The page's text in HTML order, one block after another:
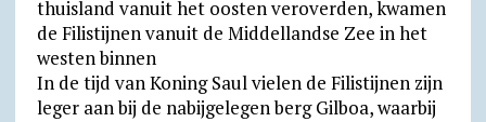
thuisland vanuit het oosten veroverden, kwamen
de Filistijnen vanuit de Middellandse Zee in het
westen binnen
In de tijd van Koning Saul vielen de Filistijnen zijn
leger aan bij de nabijgelegen berg Gilboa, waarbij